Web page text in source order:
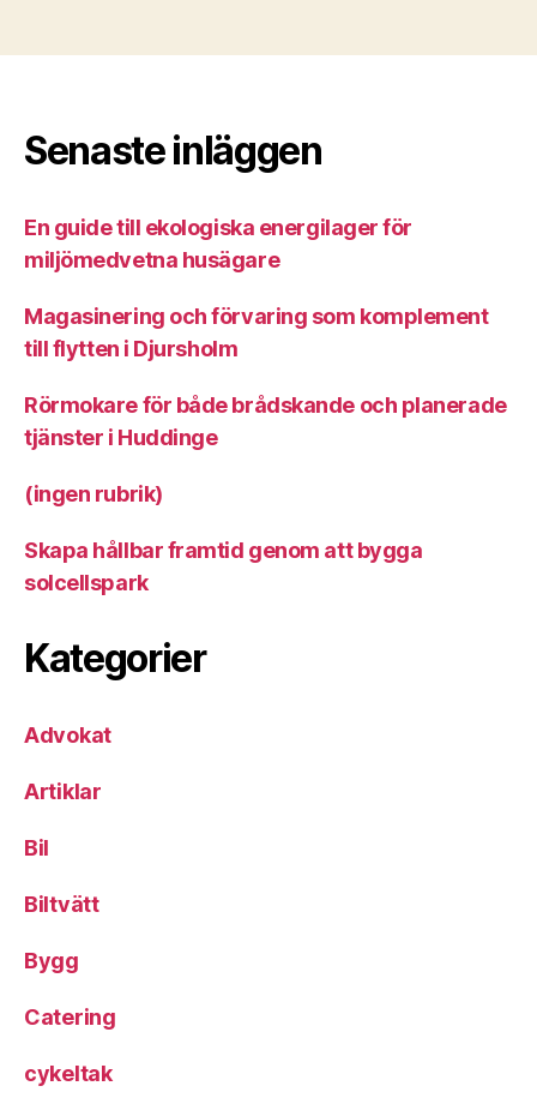
Senaste inläggen
En guide till ekologiska energilager för
miljömedvetna husägare
Magasinering och förvaring som komplement
till flytten i Djursholm
Rörmokare för både brådskande och planerade
tjänster i Huddinge
(ingen rubrik)
Skapa hållbar framtid genom att bygga
solcellspark
Kategorier
Advokat
Artiklar
Bil
Biltvätt
Bygg
Catering
cykeltak